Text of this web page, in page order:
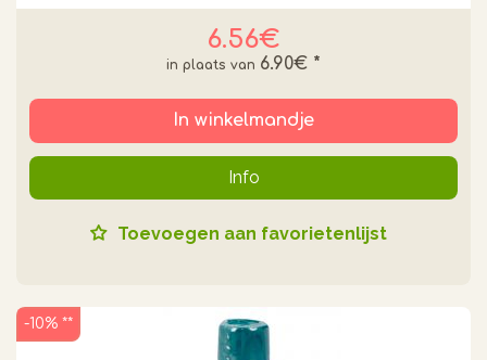
6.56€
6.90€ *
In winkelmandje
Info
Toevoegen aan favorietenlijst
-10% **